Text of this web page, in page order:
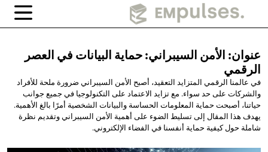
عنوان: الأمن السيبراني: حماية البيانات في العصر
الرقمي
في عالمنا الرقمي المتزايد التعقيد، أصبح الأمن السيبراني ضرورة ملحة للأفراد
والشركات على حد سواء. مع تزايد الاعتماد على التكنولوجيا في جميع جوانب
حياتنا، أصبحت حماية المعلومات الحساسة والبيانات الشخصية أمرًا بالغ الأهمية.
يهدف هذا المقال إلى تسليط الضوء على أهمية الأمن السيبراني وتقديم نظرة
شاملة حول كيفية حماية أنفسنا في الفضاء الإلكتروني.